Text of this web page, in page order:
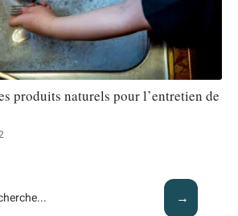
produits naturels pour l’entretien de